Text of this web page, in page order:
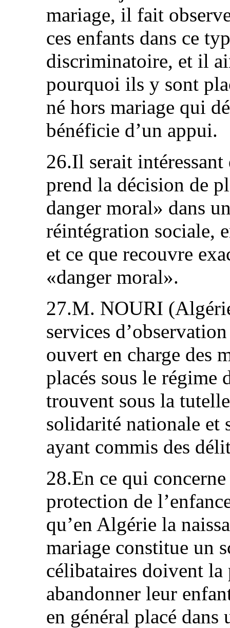
mariage, il fait
ces enfants dans ce
discriminatoire, et il
pourquoi ils y sont
né hors mariage qui
bénéficie d’un appui.
26.Il serait
prend la décision de
danger moral» dans
réintégration sociale,
et ce que recouvre
«danger moral».
27.M. NOURI
services
ouvert en charge des
placés sous le régime
trouvent sous la
solidarité nationale et
ayant commis des
28.En ce qui
protection de
qu’en Algérie la
mariage constitue un
célibataires doivent
abandonner leur
en général placé dans